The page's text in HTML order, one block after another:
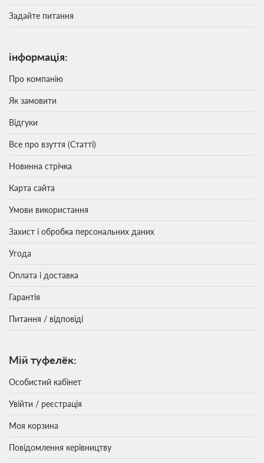
Задайте питання
інформація:
Про компанію
Як замовити
Відгуки
Все про взуття (Статті)
Новинна стрічка
Карта сайта
Умови використання
Захист і обробка персональних даних
Угода
Оплата і доставка
Гарантія
Питання / відповіді
Мій туфелёк:
Особистий кабінет
Увійти / реєстрація
Моя корзина
Повідомлення керівництву